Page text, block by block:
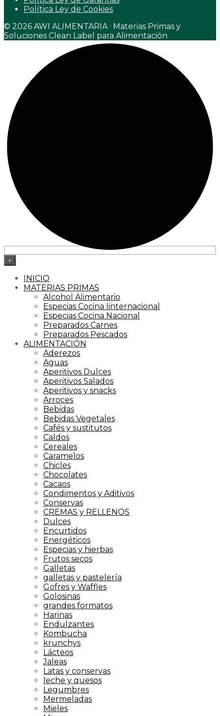
Política Ley de Cookies
© 2026 AWI ALIMENTARIA · Materias Primas y
Soluciones Clean Label para Alimentación
×
INICIO
MATERIAS PRIMAS
Alcohol Alimentario
Especias Cocina Iinternacional
Especias Cocina Nacional
Preparados Carnes
Preparados Pescados
ALIMENTACIÓN
Aderezos
Aguas
Aperitivos Dulces
Aperitivos Salados
Aperitivos y snacks
Arroces
Bebidas
Bebidas Vegetales
Cafés y sustitutos
Caldos
Cereales
Caramelos
Chicles
Chocolates
Cacaos
Condimentos y Aditivos
Conservas
CREMAS y RELLENOS
Dulces
Encurtidos
Energéticos
Especias y hierbas
Frutos secos
Galletas
galletas y pastelería
Gofres y Waffles
Golosinas
grandes formatos
Harinas
Endulzantes
Kombucha
krunchys
Lácteos
Jaleas
Latas y conservas
leche y quesos
Legumbres
Mermeladas
Mieles